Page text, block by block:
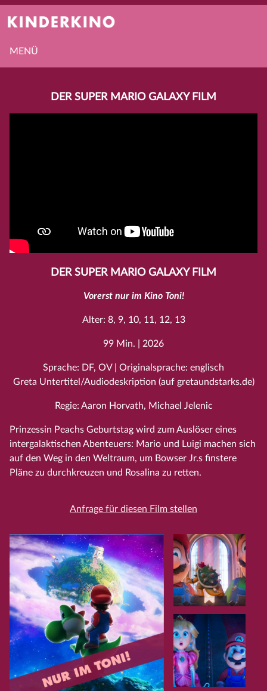
MENÜ
DER SUPER MARIO GALAXY FILM
DER SUPER MARIO GALAXY FILM
Vorerst nur im Kino Toni!
Alter: 8, 9, 10, 11, 12, 13
99 Min. | 2026
Sprache: DF, OV | Originalsprache: englisch
Greta Untertitel/Audiodeskription (auf gretaundstarks.de)
Regie: Aaron Horvath, Michael Jelenic
Prinzessin Peachs Geburtstag wird zum Auslöser eines
intergalaktischen Abenteuers: Mario und Luigi machen sich
auf den Weg in den Weltraum, um Bowser Jr.s finstere
Pläne zu durchkreuzen und Rosalina zu retten.
Anfrage für diesen Film stellen